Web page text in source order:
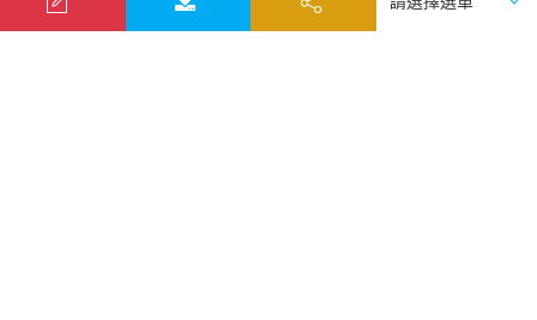
u飯店內行李托運、整理房間等小